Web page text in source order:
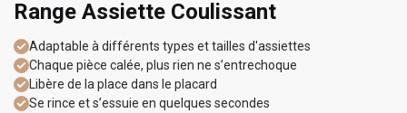
Range Assiette Coulissant
Adaptable à différents types et tailles d'assiettes
Chaque pièce calée, plus rien ne s’entrechoque
Libère de la place dans le placard
Se rince et s’essuie en quelques secondes